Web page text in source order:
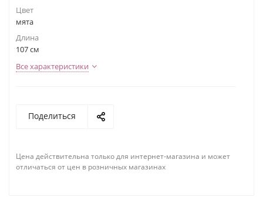
Цвет
мята
Длина
107 см
Все характеристики
Поделиться
Цена действительна только для интернет-магазина и может
отличаться от цен в розничных магазинах